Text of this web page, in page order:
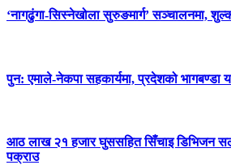
‘नागढुंगा-सिस्नेखोला सुरुङमार्ग’ सञ्चालनमा,
पुन: एमाले-नेकपा सहकार्यमा, प्रदेशको भागबण्डा
आठ लाख २१ हजार घुससहित सिँचाइ डिभिजन
पक्राउ